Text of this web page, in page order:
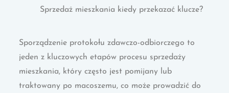
Sprzedaż mieszkania kiedy przekazać klucze?
Sporządzenie protokołu zdawczo-odbiorczego to
jeden z kluczowych etapów procesu sprzedaży
mieszkania, który często jest pomijany lub
traktowany po macoszemu, co może prowadzić do